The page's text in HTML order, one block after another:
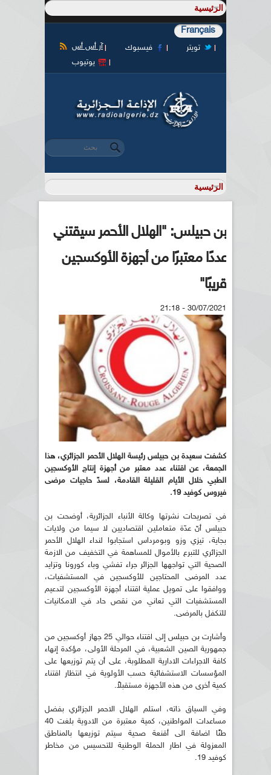
Français
آر أس أس فيسبوك
تويتر
يوتيوب
استمارة البحث
‏بحث ‏
بن حبيلس: "الهلال الأحمر سيقتني
عددًا معتبرًا من أجهزة الأوكسجين
قريبًا"
30/07/2021 - 21:18
كشفت سعيدة بن حبيلس رئيسة الهلال الأحمر الجزائري، هذا
الجمعة، عن اقتناء عدد معتبر من أجهزة إنتاج الأوكسجين
الطبي خلال الأيام القليلة القادمة، لسدّ حاجيات مرضى
فيروس كوفيد 19.
في تصريحات نشرتها وكالة الأنباء الجزائرية، أوضحت بن
حبيلس أنّ عدّة متعاملين اقتصاديين لا سيما من ولايات
بجاية، تيزي وزو وبومرداس استجابوا لنداء الهلال الأحمر
الجزائري للتبرع بالأموال للمساهمة في التخفيف من الازمة
الصحية التي تواجهها الجزائر جراء تفشي وباء كورونا وتزايد
عدد المرضى المحتاجين للأوكسجين في المستشفيات،
ووافقوا على تمويل عملية اقتناء أجهزة الأوكسجين لتدعيم
المستشفيات التي تعاني من نقص حاد في الامكانيات
للتكفل بالمرضى.
وأشارت بن حبيلس إلى اقتناء حوالي 25 جهاز أوكسجين من
جمهورية الصين الشعبية، في المرحلة الأولى، مؤكدة إنهاء
كافة الاجراءات الادارية المطلوبة، على أن يتم توزيعها على
المؤسسات الاستشفائية حسب الأولوية في انتظار اقتناء
كمية أخرى من هذه الأجهزة مستقبلاً.
وفي السياق ذاته، استلم الهلال الاحمر الجزائري بفضل
مساعدات المواطنين، كمية معتبرة من الادوية بلغت 40
طنًا اضافة الى أقنعة صحية سيتم توزيعها بالمناطق
المعزولة في اطار الحملة الوطنية للتحسيس من مخاطر
كوفيد 19.